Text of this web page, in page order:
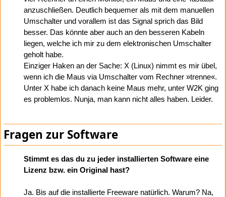
anzuschließen. Deutlich bequemer als mit dem manuellen
Umschalter und vorallem ist das Signal sprich das Bild
besser. Das könnte aber auch an den besseren Kabeln
liegen, welche ich mir zu dem elektronischen Umschalter
geholt habe.
Einziger Haken an der Sache: X (Linux) nimmt es mir übel,
wenn ich die Maus via Umschalter vom Rechner »trenne«.
Unter X habe ich danach keine Maus mehr, unter W2K ging
es problemlos. Nunja, man kann nicht alles haben. Leider.
Fragen zur Software
Stimmt es das du zu jeder installierten Software eine
Lizenz bzw. ein Original hast?
Ja. Bis auf die installierte Freeware natürlich. Warum? Na,